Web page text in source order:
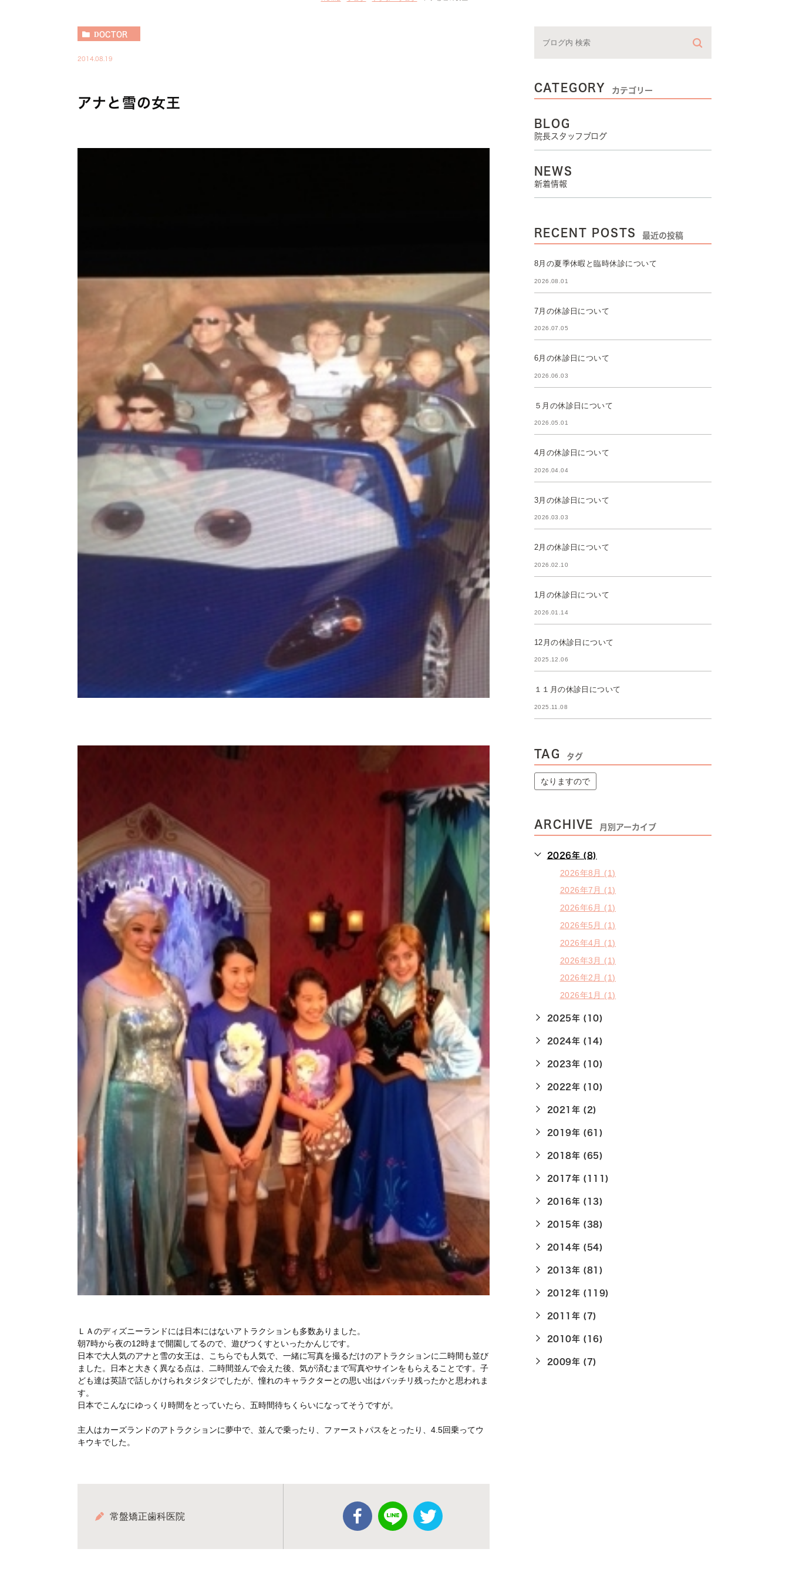
DOCTOR
2014.08.19
アナと雪の女王
ＬＡのディズニーランドには日本にはないアトラクションも多数ありました。
朝7時から夜の12時まで開園してるので、遊びつくすといったかんじです。
日本で大人気のアナと雪の女王は、こちらでも人気で、一緒に写真を撮るだけのアトラクションに二時間も並び
ました。日本と大きく異なる点は、二時間並んで会えた後、気が済むまで写真やサインをもらえることです。子
ども達は英語で話しかけられタジタジでしたが、憧れのキャラクターとの思い出はバッチリ残ったかと思われま
す。
日本でこんなにゆっくり時間をとっていたら、五時間待ちくらいになってそうですが。
主人はカーズランドのアトラクションに夢中で、並んで乗ったり、ファーストパスをとったり、4.5回乗ってウ
キウキでした。
常盤矯正歯科医院
CATEGORY カテゴリー
BLOG
院長スタッフブログ
NEWS
新着情報
RECENT POSTS 最近の投稿
8月の夏季休暇と臨時休診について
2026.08.01
7月の休診日について
2026.07.05
6月の休診日について
2026.06.03
５月の休診日について
2026.05.01
4月の休診日について
2026.04.04
3月の休診日について
2026.03.03
2月の休診日について
2026.02.10
1月の休診日について
2026.01.14
12月の休診日について
2025.12.06
１１月の休診日について
2025.11.08
TAG タグ
なりますので
ARCHIVE 月別アーカイブ
2026年 (8)
2026年8月 (1)
2026年7月 (1)
2026年6月 (1)
2026年5月 (1)
2026年4月 (1)
2026年3月 (1)
2026年2月 (1)
2026年1月 (1)
2025年 (10)
2024年 (14)
2023年 (10)
2022年 (10)
2021年 (2)
2019年 (61)
2018年 (65)
2017年 (111)
2016年 (13)
2015年 (38)
2014年 (54)
2013年 (81)
2012年 (119)
2011年 (7)
2010年 (16)
2009年 (7)